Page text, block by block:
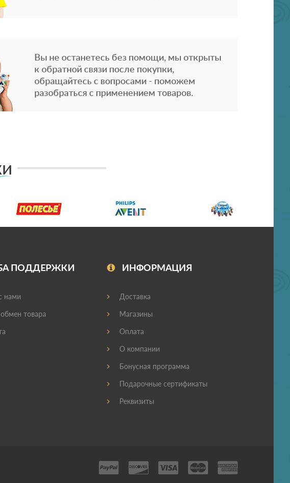
Вы не останетесь без помощи, мы открыты
к обратной связи после покупки,
обращайтесь с вопросами - поможем
разобраться с применением товаров.
ПОДДЕРЖКИ
нами
товара
ИНФОРМАЦИЯ
Доставка
Магазины
Оплата
О компании
Бонусная программа
Подарочные сертификаты
Реквизиты